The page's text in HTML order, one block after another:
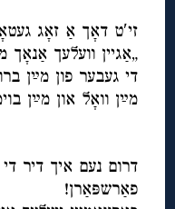
זי′ט דאָך אַ זאָג
„אַגיין וועלעך
די געבער פון מײַן
מײַן וואָל און מײַן
דרום נעם איך דיר
פאַרשפּאַרן!